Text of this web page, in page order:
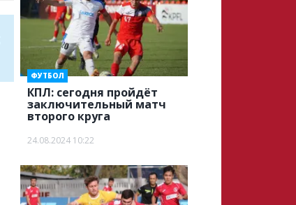
КПЛ: сегодня пройдёт
заключительный матч
второго круга
ФУТБОЛ
24.08.2024 10:22